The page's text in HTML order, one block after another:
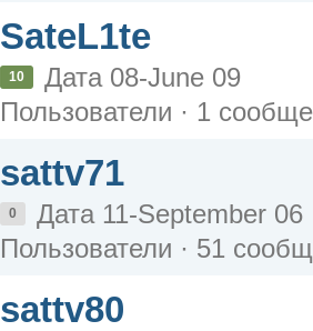
SateL1te
10
Дата 08-June 09
Пользователи · 1
sattv71
0
Дата 11-September 06
Пользователи · 51
sattv80